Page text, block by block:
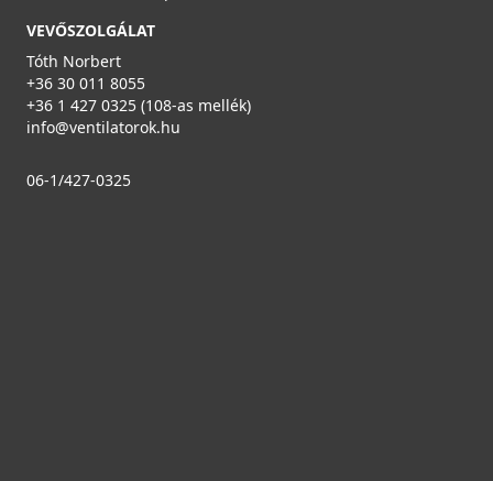
VEVŐSZOLGÁLAT
Tóth Norbert
+36 30 011 8055
+36 1 427 0325 (108-as mellék)
info@ventilatorok.hu
06-1/427-0325